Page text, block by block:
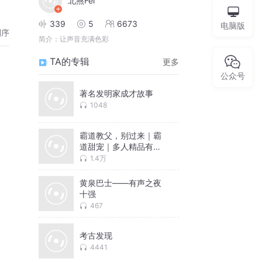
339 5 6673
简介： 让声音充满色彩
TA的专辑 更多
著名发明家成才故事
1048
霸道教父，别过来｜霸
道甜宠｜多人精品有声
剧 1.4万
黄泉巴士——有声之夜
十强
467
考古发现
4441
电脑版
公众号